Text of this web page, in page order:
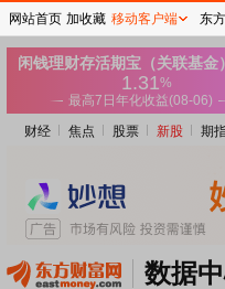
财经 焦点 股票 新股 期
数据
网站首页 加收藏 移动客户端 东